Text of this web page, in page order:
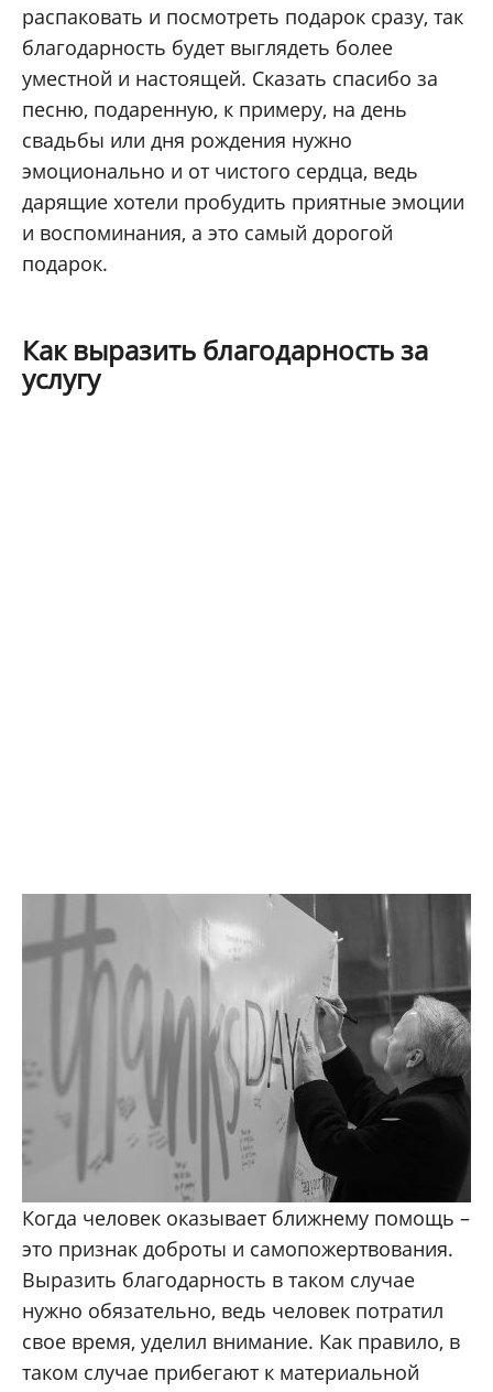
распаковать и посмотреть подарок сразу, так
благодарность будет выглядеть более
уместной и настоящей. Сказать спасибо за
песню, подаренную, к примеру, на день
свадьбы или дня рождения нужно
эмоционально и от чистого сердца, ведь
дарящие хотели пробудить приятные эмоции
и воспоминания, а это самый дорогой
подарок.
Как выразить благодарность за
услугу
Когда человек оказывает ближнему помощь –
это признак доброты и самопожертвования.
Выразить благодарность в таком случае
нужно обязательно, ведь человек потратил
свое время, уделил внимание. Как правило, в
таком случае прибегают к материальной